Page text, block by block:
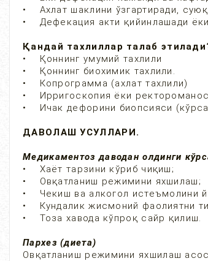
• Ахлат шаклини ўзгартиради,
• Дефекация акти қийинлашади
Қандай тахлиллар талаб
• Қоннинг умумий тахлили
• Қоннинг биохимик тахлили.
• Копрограмма (ахлат тахлили)
• Ирригоскопия ёки
• Ичак дефорини биопсияси
ДАВОЛАШ УСУЛЛАРИ.
Медикаментоз даводан олдинги
• Хаёт тарзини кўриб чиқиш;
• Овқатланиш режимини яхшилаш;
• Чекиш ва алкогол истеъмолини
• Кундалик жисмоний фаолиятни
• Тоза хавода кўпроқ сайр қилиш.
Пархез (диета)
Овқатланиш режимини яхшилаш